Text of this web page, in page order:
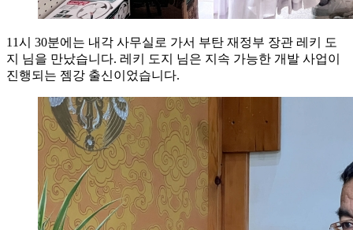
11시 30분에는 내각 사무실로 가서 부탄 재정부 장관 레키 도
지 님을 만났습니다. 레키 도지 님은 지속 가능한 개발 사업이
진행되는 젬강 출신이었습니다.